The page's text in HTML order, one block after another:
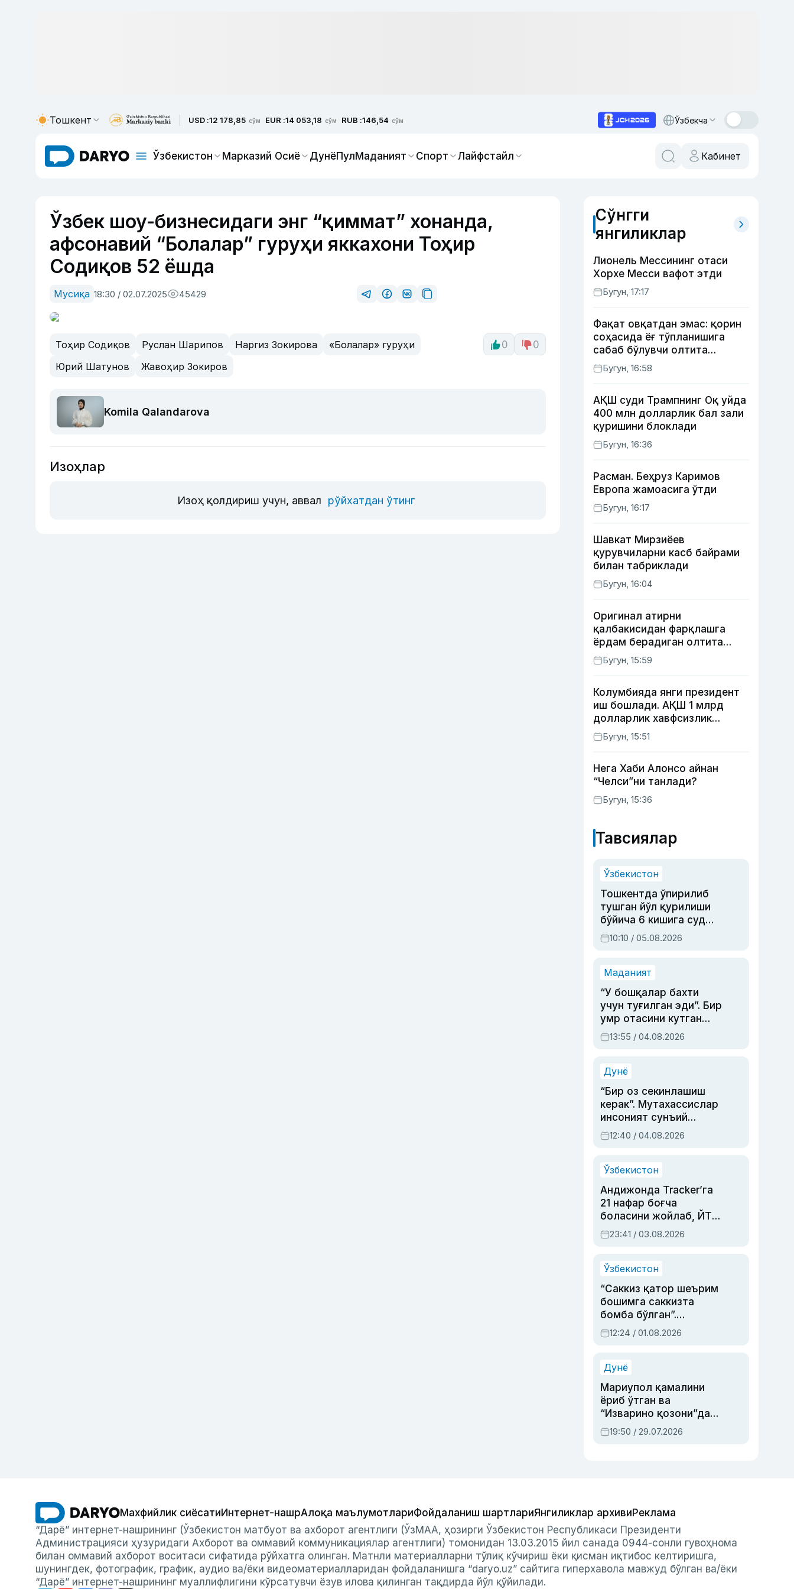
Тошкент USD :12 178,85 сўм EUR :14 053,18 сўм RUB :146,54 сўм Ўзбекча
Ўзбекистон Марказий Осиё ДунёПулМаданият Спорт Лайфстайл Кабинет
Ўзбек шоу-бизнесидаги энг “қиммат” хонанда,
афсонавий “Болалар” гуруҳи яккахони Тоҳир
Содиқов 52 ёшда
Мусиқа 18:30 / 02.07.2025 45429
Тоҳир Содиқов Руслан Шарипов Наргиз Зокирова
«Болалар» гуруҳи
Юрий Шатунов
Жавоҳир Зокиров
0 0
Komila Qalandarova
Изоҳлар
Изоҳ қолдириш учун, аввал рўйхатдан ўтинг
Сўнгги
янгиликлар
Лионель Мессининг отаси
Хорхе Месси вафот этди
Бугун, 17:17
Фақат овқатдан эмас: қорин
соҳасида ёғ тўпланишига
сабаб бўлувчи олтита
зарарли одат
Бугун, 16:58
АҚШ суди Трампнинг Оқ уйда
400 млн долларлик бал зали
қуришини блоклади
Бугун, 16:36
Расман. Беҳруз Каримов
Европа жамоасига ўтди
Бугун, 16:17
Шавкат Мирзиёев
қурувчиларни касб байрами
билан табриклади
Бугун, 16:04
Оригинал атирни
қалбакисидан фарқлашга
ёрдам берадиган олтита
лайфҳак
Бугун, 15:59
Колумбияда янги президент
иш бошлади. АҚШ 1 млрд
долларлик хавфсизлик
ёрдами бермоқчи
Бугун, 15:51
Нега Хаби Алонсо айнан
“Челси”ни танлади?
Бугун, 15:36
Тавсиялар
Ўзбекистон
Тошкентда ўпирилиб
тушган йўл қурилиши
бўйича 6 кишига суд
ҳукми ўқилди
10:10 / 05.08.2026
Маданият
“У бошқалар бахти
учун туғилган эди”. Бир
умр отасини кутган
актриса ва дубльяж
устаси Римма
синовларга тўла ҳаёти
13:55 / 04.08.2026
Дунё
“Бир оз секинлашиш
керак”. Мутахассислар
инсоният сунъий
интеллектни бошқара
олмай қолишидан
12:40 / 04.08.2026
Ўзбекистон
Андижонда Tracker’га
21 нафар боғча
боласини жойлаб, ЙТҲ
содир этган аёлга суд
ҳукми ўқилди
23:41 / 03.08.2026
Ўзбекистон
“Саккиз қатор шеърим
бошимга саккизта
бомба бўлган”.
Абдулла Ориповни
сиёсий айбловлардан
12:24 / 01.08.2026
Дунё
Мариупол қамалини
ёриб ўтган ва
“Изварино қозони”дан
чиққан қаҳрамон —
Украина армияси бош
19:50 / 29.07.2026
Махфийлик сиёсатиИнтернет-нашрАлоқа маълумотлариФойдаланиш шартлариЯнгиликлар архивиРеклама
“Дарё” интернет-нашрининг (Ўзбекистон матбуот ва ахборот агентлиги (ЎзМАА, ҳозирги Ўзбекистон Республикаси Президенти
Администрацияси ҳузуридаги Ахборот ва оммавий коммуникациялар агентлиги) томонидан 13.03.2015 йил санада 0944-сонли гувоҳнома
билан оммавий ахборот воситаси сифатида рўйхатга олинган. Матнли материалларни тўлиқ кўчириш ёки қисман иқтибос келтиришга,
шунингдек, фотографик, график, аудио ва/ёки видеоматериалларидан фойдаланишга “daryo.uz” сайтига гиперхавола мавжуд бўлган ва/ёки
“Дарё” интернет-нашрининг муаллифлигини кўрсатувчи ёзув илова қилинган тақдирда йўл қўйилади.